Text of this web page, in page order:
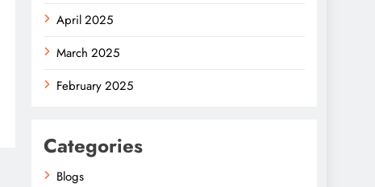
April 2025
March 2025
February 2025
Categories
Blogs